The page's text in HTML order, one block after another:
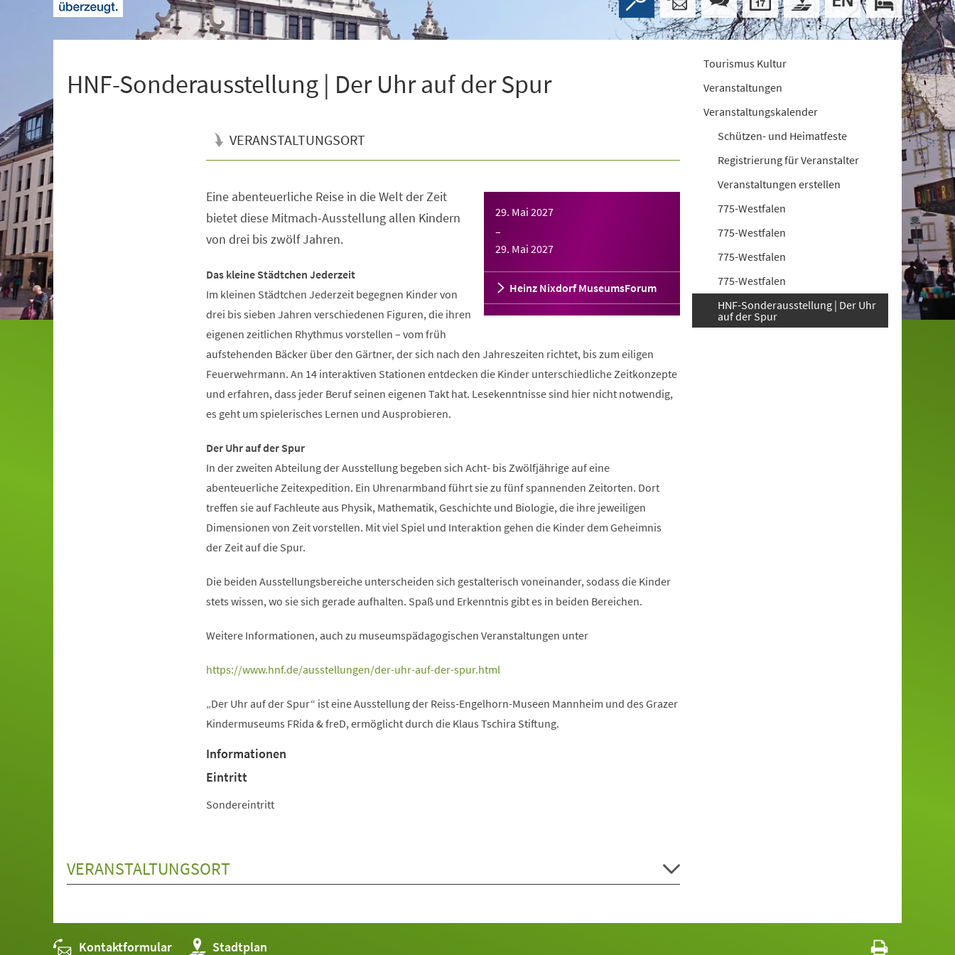
HNF-Sonderausstellung | Der Uhr auf der Spur
VERANSTALTUNGSORT
29. Mai 2027
–
29. Mai 2027
Heinz Nixdorf MuseumsForum
Eine abenteuerliche Reise in die Welt der Zeit
bietet diese Mitmach-Ausstellung allen Kindern
von drei bis zwölf Jahren.
Das kleine Städtchen Jederzeit
Im kleinen Städtchen Jederzeit begegnen Kinder von
drei bis sieben Jahren verschiedenen Figuren, die ihren
eigenen zeitlichen Rhythmus vorstellen – vom früh
aufstehenden Bäcker über den Gärtner, der sich nach den Jahreszeiten richtet, bis zum eiligen
Feuerwehrmann. An 14 interaktiven Stationen entdecken die Kinder unterschiedliche Zeitkonzepte
und erfahren, dass jeder Beruf seinen eigenen Takt hat. Lesekenntnisse sind hier nicht notwendig,
es geht um spielerisches Lernen und Ausprobieren.
Der Uhr auf der Spur
In der zweiten Abteilung der Ausstellung begeben sich Acht- bis Zwölfjährige auf eine
abenteuerliche Zeitexpedition. Ein Uhrenarmband führt sie zu fünf spannenden Zeitorten. Dort
treffen sie auf Fachleute aus Physik, Mathematik, Geschichte und Biologie, die ihre jeweiligen
Dimensionen von Zeit vorstellen. Mit viel Spiel und Interaktion gehen die Kinder dem Geheimnis
der Zeit auf die Spur.
Die beiden Ausstellungsbereiche unterscheiden sich gestalterisch voneinander, sodass die Kinder
stets wissen, wo sie sich gerade aufhalten. Spaß und Erkenntnis gibt es in beiden Bereichen.
Weitere Informationen, auch zu museumspädagogischen Veranstaltungen unter
https://www.hnf.de/ausstellungen/der-uhr-auf-der-spur.html
„Der Uhr auf der Spur“ ist eine Ausstellung der Reiss-Engelhorn-Museen Mannheim und des Grazer
Kindermuseums FRida & freD, ermöglicht durch die Klaus Tschira Stiftung.
Informationen
Eintritt
Sondereintritt
VERANSTALTUNGSORT
Tourismus Kultur
Veranstaltungen
Veranstaltungskalender
Schützen- und Heimatfeste
Registrierung für Veranstalter
Veranstaltungen erstellen
775-Westfalen
775-Westfalen
775-Westfalen
775-Westfalen
HNF-Sonderausstellung | Der Uhr
auf der Spur
Kontaktformular Stadtplan
(Öffnet